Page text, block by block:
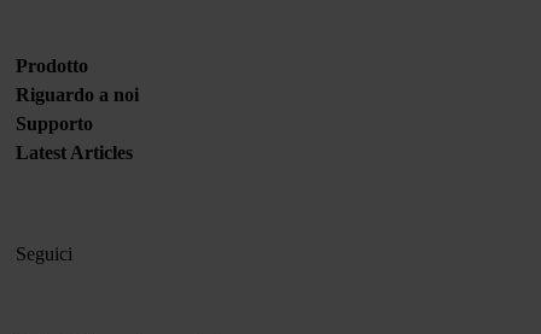
Prodotto
Riguardo a noi
Supporto
Latest Articles
Seguici